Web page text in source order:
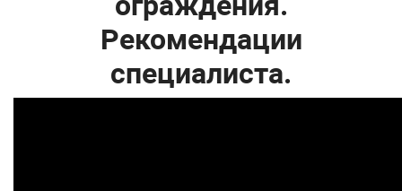
Рекомендации
специалиста.